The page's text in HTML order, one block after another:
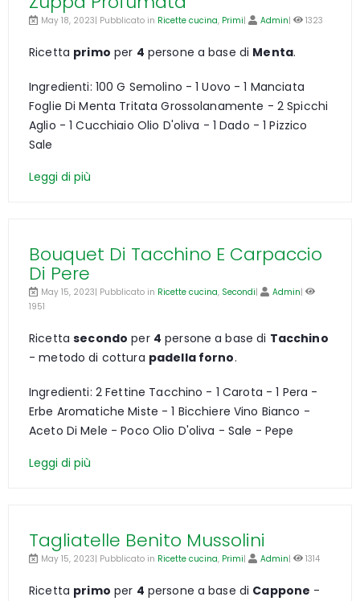
May 18, 2023| Pubblicato in Ricette cucina, Primi| Admin| 1323
Ricetta primo per 4 persone a base di Menta.
Ingredienti: 100 G Semolino - 1 Uovo - 1 Manciata
Foglie Di Menta Tritata Grossolanamente - 2 Spicchi
Aglio - 1 Cucchiaio Olio D'oliva - 1 Dado - 1 Pizzico
Sale
Leggi di più
Bouquet Di Tacchino E Carpaccio
Di Pere
May 15, 2023| Pubblicato in Ricette cucina, Secondi| Admin|
1951
Ricettasecondo per 4 persone a base di Tacchino
- metodo di cottura padella forno.
Ingredienti: 2 Fettine Tacchino - 1 Carota - 1 Pera -
Erbe Aromatiche Miste - 1 Bicchiere Vino Bianco -
Aceto Di Mele - Poco Olio D'oliva - Sale - Pepe
Leggi di più
Tagliatelle Benito Mussolini
May 15, 2023| Pubblicato in Ricette cucina, Primi| Admin| 1314
Ricetta primo per 4 persone a base di Cappone -